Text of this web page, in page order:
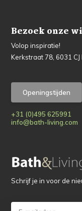
Bezoek onze
Volop inspiratie!
Kerkstraat 78, 6031
Openingstijden
+31 (0)495 625991
info@bath-living.com
Schrijf je in voor de